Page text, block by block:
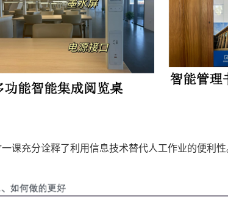
课充分诠释了利用信息技术替代人工作业的便利性